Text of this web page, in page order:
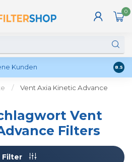
0
Kunden 8.5
/
Vent Axia Kinetic Advance
Vent
Filters
Filter